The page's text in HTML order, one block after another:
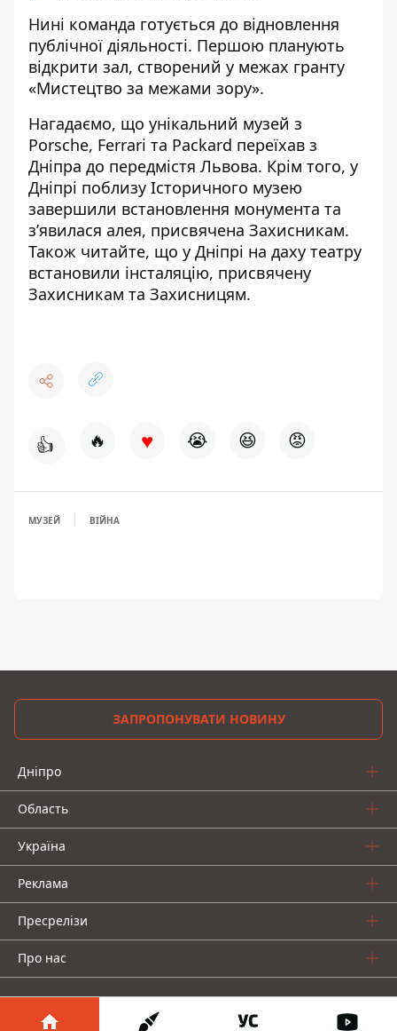
Нині команда готується до відновлення
публічної діяльності. Першою планують
відкрити зал, створений у межах гранту
«Мистецтво за межами зору».
Нагадаємо, що унікальний музей з
Porsche, Ferrari та Packard переїхав з
Дніпра до передмістя Львова. Крім того, у
Дніпрі поблизу Історичного музею
завершили встановлення монумента та
з’явилася алея, присвячена Захисникам.
Також читайте, що у Дніпрі на даху театру
встановили інсталяцію, присвячену
Захисникам та Захисницям.
👍 🔥 ♥ 😭 😆 😡
МУЗЕЙ ВІЙНА
ЗАПРОПОНУВАТИ НОВИНУ
Дніпро
Область
Україна
Реклама
Пресрелізи
Про нас